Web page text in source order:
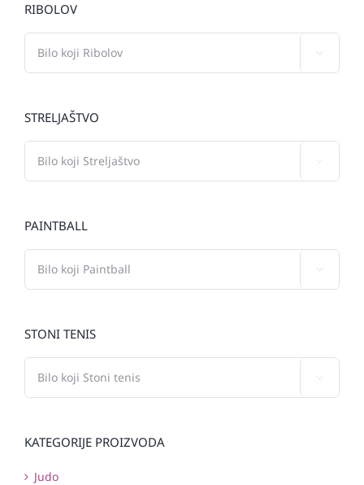
RIBOLOV
STRELJAŠTVO
PAINTBALL
STONI TENIS
KATEGORIJE PROIZVODA
Judo